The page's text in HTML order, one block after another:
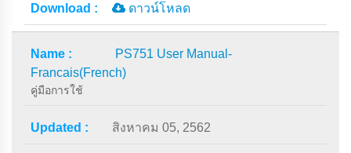
ดาวน์โหลด
PS751 User Manual-
Francais(French)
คู่มือการใช้
สิงหาคม 05, 2562